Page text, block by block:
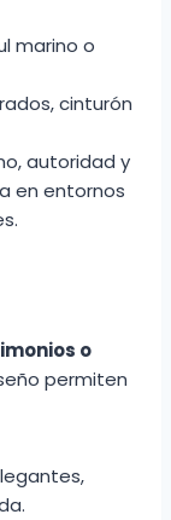
marino o
cinturón
autoridad y
en entornos
o
permiten